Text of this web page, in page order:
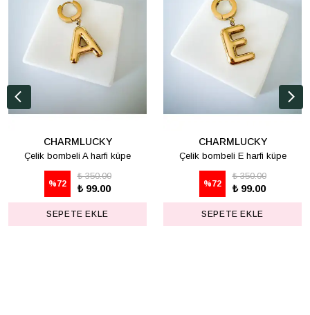
CHARMLUCKY
Çelik bombeli A harfi küpe
%72
₺ 350.00
₺ 99.00
SEPETE EKLE
CHARMLUCKY
Çelik bombeli E harfi küpe
%72
₺ 350.00
₺ 99.00
SEPETE EKLE